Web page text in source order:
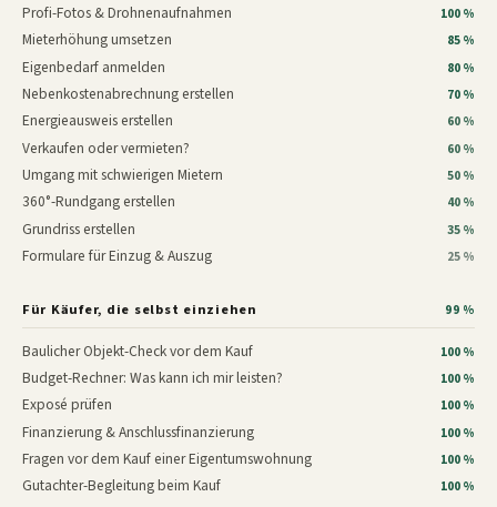
Profi-Fotos & Drohnenaufnahmen 100 %
Mieterhöhung umsetzen 85 %
Eigenbedarf anmelden 80 %
Nebenkostenabrechnung erstellen 70 %
Energieausweis erstellen 60 %
Verkaufen oder vermieten? 60 %
Umgang mit schwierigen Mietern 50 %
360°-Rundgang erstellen 40 %
Grundriss erstellen 35 %
Formulare für Einzug & Auszug 25 %
Für Käufer, die selbst einziehen 99 %
Baulicher Objekt-Check vor dem Kauf 100 %
Budget-Rechner: Was kann ich mir leisten? 100 %
Exposé prüfen 100 %
Finanzierung & Anschlussfinanzierung 100 %
Fragen vor dem Kauf einer Eigentumswohnung 100 %
Gutachter-Begleitung beim Kauf 100 %